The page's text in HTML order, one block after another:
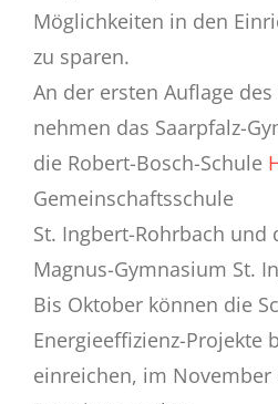
Möglichkeiten in den
zu sparen.
An der ersten Auflage
nehmen das Saarpfalz-
die Robert-Bosch-Schule
Gemeinschaftsschule
St. Ingbert-Rohrbach und
Magnus-Gymnasium St.
Bis Oktober können die
Energieeffizienz-Projekte
einreichen, im